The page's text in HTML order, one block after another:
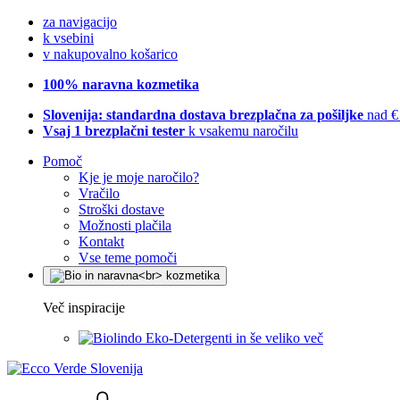
za navigacijo
k vsebini
v nakupovalno košarico
100% naravna kozmetika
Slovenija: standardna dostava brezplačna za pošiljke nad
Vsaj 1 brezplačni tester k vsakemu naročilu
Pomoč
Kje je moje naročilo?
Vračilo
Stroški dostave
Možnosti plačila
Kontakt
Vse teme pomoči
Več inspiracije
Eko-Detergenti in še veliko več